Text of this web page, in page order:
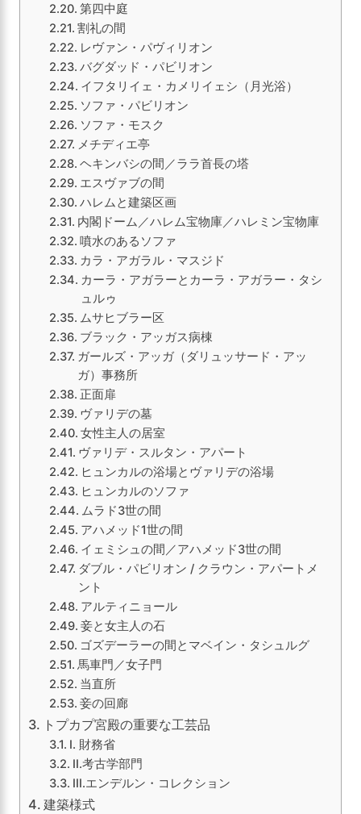
第四中庭
割礼の間
レヴァン・パヴィリオン
バグダッド・パビリオン
イフタリイェ・カメリイェシ（月光浴）
ソファ・パビリオン
ソファ・モスク
メチディエ亭
ヘキンバシの間／ララ首長の塔
エスヴァブの間
ハレムと建築区画
内閣ドーム／ハレム宝物庫／ハレミン宝物庫
噴水のあるソファ
カラ・アガラル・マスジド
カーラ・アガラーとカーラ・アガラー・タシ
ュルゥ
ムサヒブラー区
ブラック・アッガス病棟
ガールズ・アッガ（ダリュッサード・アッ
ガ）事務所
正面扉
ヴァリデの墓
女性主人の居室
ヴァリデ・スルタン・アパート
ヒュンカルの浴場とヴァリデの浴場
ヒュンカルのソファ
ムラド3世の間
アハメッド1世の間
イェミシュの間／アハメッド3世の間
ダブル・パビリオン / クラウン・アパートメ
ント
アルティニョール
妾と女主人の石
ゴズデーラーの間とマベイン・タシュルグ
馬車門／女子門
当直所
妾の回廊
トプカプ宮殿の重要な工芸品
I. 財務省
II.考古学部門
III.エンデルン・コレクション
建築様式